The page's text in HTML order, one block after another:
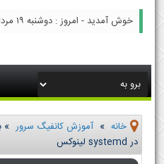
خوش آمدید - امروز : دوشنبه ۱۹ مرداد ۱۴۰۵
خانه » آموزش کانفیگ سرور »
در systemd لینوکس